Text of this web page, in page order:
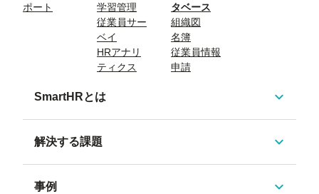
ポート
学習管理
従業員サー
ベイ
HRアナリ
ティクス
タベース
組織図
名簿
従業員情報
申請
SmartHRとは
解決する課題
事例